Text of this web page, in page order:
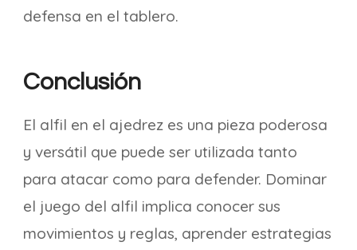
defensa en el tablero.
Conclusión
El alfil en el ajedrez es una pieza poderosa
y versátil que puede ser utilizada tanto
para atacar como para defender. Dominar
el juego del alfil implica conocer sus
movimientos y reglas, aprender estrategias